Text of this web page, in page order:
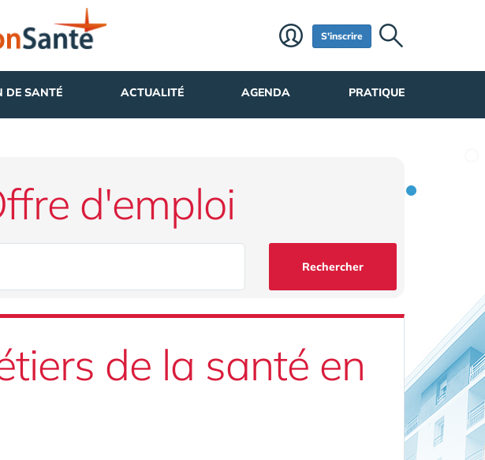
S'inscrire
DE SANTÉ ACTUALITÉ AGENDA PRATIQUE
d'emploi
Rechercher
de la santé en